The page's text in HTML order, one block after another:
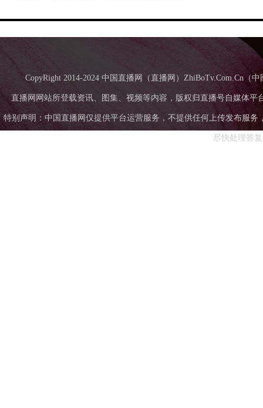
CopyRight 2014-2024 中国直播网（直播网）ZhiBoTv.Com.Cn（
直播网网站所登载资讯、图集、视频等内容，版权归直播号自媒体
特别声明：中国直播网仅提供平台运营服务，不提供任何上传发布服务
尽快处理答